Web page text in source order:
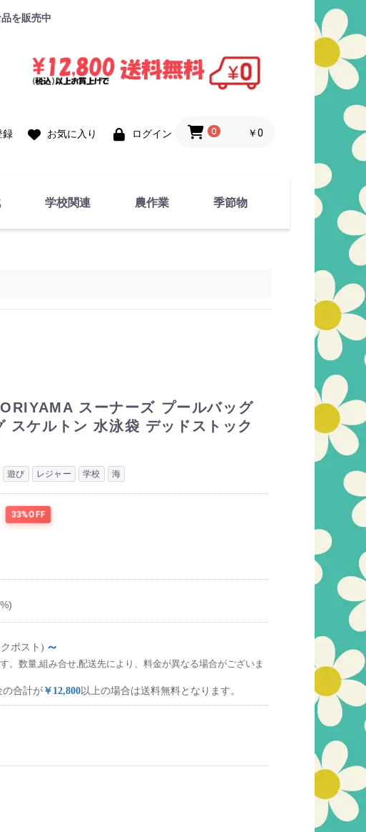
を販売中
録 お気に入り ログイン 0 ￥0
学校関連 農作業 季節物
スーナーズ プールバッグ
スケルトン 水泳袋 デッドストック
遊び レジャー 学校 海
33%OFF
ポスト) ～
。数量,組み合せ,配送先により、料金が異なる場合がございま
の合計が ￥12,800以上の場合は送料無料となります。